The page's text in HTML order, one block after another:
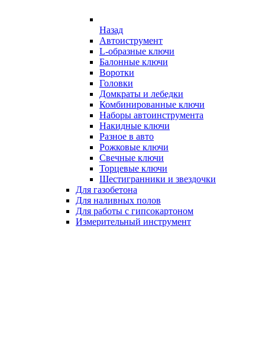
Назад
Автоиструмент
L-образные ключи
Балонные ключи
Воротки
Головки
Домкраты и лебедки
Комбинированные ключи
Наборы автоинструмента
Накидные ключи
Разное в авто
Рожковые ключи
Свечные ключи
Торцевые ключи
Шестигранники и звездочки
Для газобетона
Для наливных полов
Для работы с гипсокартоном
Измерительный инструмент